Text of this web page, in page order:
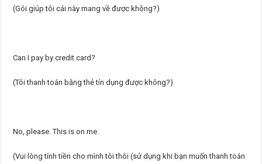
(Gói giúp tôi cái này mang về được không?)
Can I pay by credit card?
(Tôi thanh toán bằng thẻ tín dụng được không?)
No, please. This is on me.
(Vui lòng tính tiền cho mình tôi thôi (sử dụng khi bạn muốn thanh toán